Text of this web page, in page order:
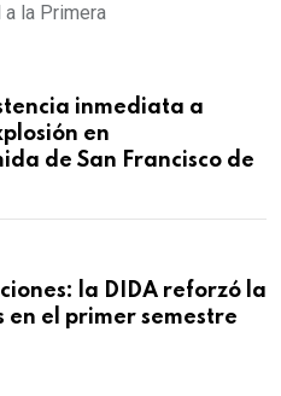
la Primera
inmediata a
en
de San Francisco de
la DIDA reforzó la
en el primer semestre